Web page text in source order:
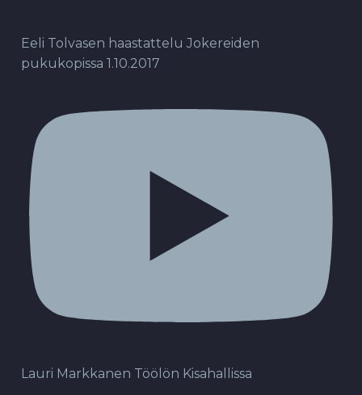
Eeli Tolvasen haastattelu Jokereiden
pukukopissa 1.10.2017
Lauri Markkanen Töölön Kisahallissa